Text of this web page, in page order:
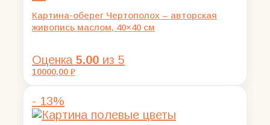
Картина-оберег Чертополох – авторская
живопись маслом, 40×40 см
Оценка 5.00 из 5
10000,00 ₽
- 13%